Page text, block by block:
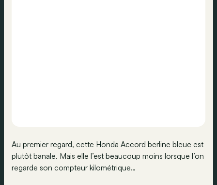
Au premier regard, cette Honda Accord berline bleue est
plutôt banale. Mais elle l’est beaucoup moins lorsque l’on
regarde son compteur kilométrique…